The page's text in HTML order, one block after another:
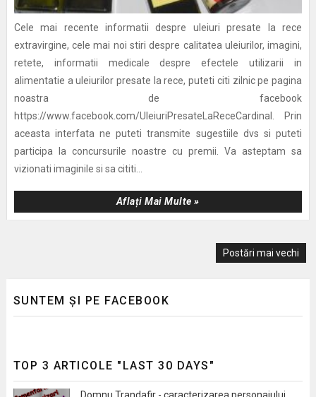
Cele mai recente informatii despre uleiuri presate la rece
extravirgine, cele mai noi stiri despre calitatea uleiurilor, imagini,
retete, informatii medicale despre efectele utilizarii in
alimentatie a uleiurilor presate la rece, puteti citi zilnic pe pagina
noastra de facebook
https://www.facebook.com/UleiuriPresateLaReceCardinal. Prin
aceasta interfata ne puteti transmite sugestiile dvs si puteti
participa la concursurile noastre cu premii. Va asteptam sa
vizionati imaginile si sa cititi...
Aflați Mai Multe »
Postări mai vechi
SUNTEM ȘI PE FACEBOOK
TOP 3 ARTICOLE "LAST 30 DAYS"
Domnu Trandafir - caracterizarea personajului